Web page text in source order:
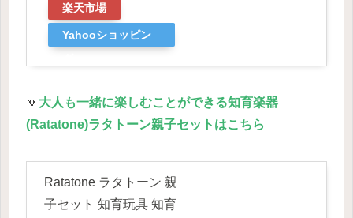
楽天市場
Yahooショッピン
🔽 大人も一緒に楽しむことができる知育楽器
(Ratatone)ラタトーン親子セットはこちら
Ratatone ラタトーン 親
子セット 知育玩具 知育